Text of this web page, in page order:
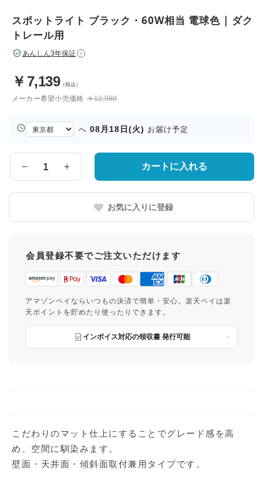
スポットライト ブラック・60W相当 電球色 | ダク
トレール用
あんしん3年保証 i
￥ 7,139（税込）
メーカー希望小売価格 ￥12,980
お
届
県
へ 08月18日(火) お届け予定
量
カートに入れる
お気に入りに登録
会員登録不要でご注文いただけます
アマゾンペイならいつもの決済で簡単・安心。楽天ペイは楽
天ポイントを貯めたり使ったりできます。
インボイス対応の領収書 発行可能
こだわりのマット仕上にすることでグレード感を高
め、空間に馴染みます。
壁面・天井面・傾斜面取付兼用タイプです。